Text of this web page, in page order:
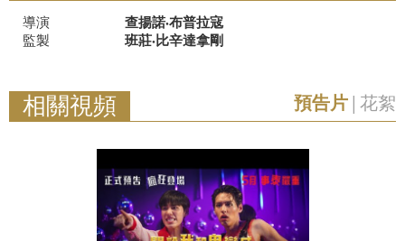
導演
查揚諾·布普拉寇
監製
班莊·比辛達拿剛
相關視頻 預告片 花絮